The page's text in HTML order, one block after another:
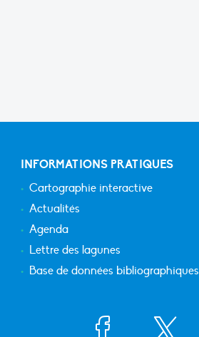
INFORMATIONS PRATIQUES
Cartographie interactive
Actualités
Agenda
Lettre des lagunes
Base de données bibliographiques